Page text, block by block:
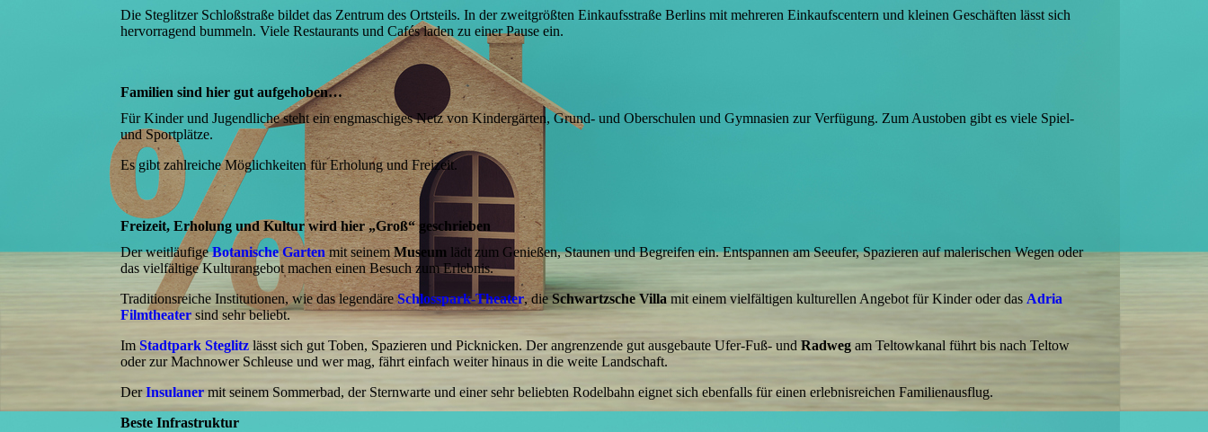
Die Steglitzer Schloßstraße bildet das Zentrum des Ortsteils. In der zweitgrößten Einkaufsstraße Berlins mit mehreren Einkaufscentern und kleinen Geschäften lässt sich
hervorragend bummeln. Viele Restaurants und Cafés laden zu einer Pause ein.
Familien sind hier gut aufgehoben…
Für Kinder und Jugendliche steht ein engmaschiges Netz von Kindergärten, Grund- und Oberschulen und Gymnasien zur Verfügung. Zum Austoben gibt es viele Spiel-
und Sportplätze.
Es gibt zahlreiche Möglichkeiten für Erholung und Freizeit.
Freizeit, Erholung und Kultur wird hier „Groß“ geschrieben
Der weitläufigeBotanische Garten mit seinemMuseum lädt zum Genießen, Staunen und Begreifen ein. Entspannen am Seeufer, Spazieren auf malerischen Wegen oder
das vielfältige Kulturangebot machen einen Besuch zum Erlebnis.
Traditionsreiche Institutionen, wie das legendäreSchlosspark-Theater, dieSchwartzsche Villa mit einem vielfältigen kulturellen Angebot für Kinder oder das Adria
Filmtheater sind sehr beliebt.
ImStadtpark Steglitz lässt sich gut Toben, Spazieren und Picknicken. Der angrenzende gut ausgebaute Ufer-Fuß- undRadweg am Teltowkanal führt bis nach Teltow
oder zur Machnower Schleuse und wer mag, fährt einfach weiter hinaus in die weite Landschaft.
DerInsulaner mit seinem Sommerbad, der Sternwarte und einer sehr beliebten Rodelbahn eignet sich ebenfalls für einen erlebnisreichen Familienausflug.
Beste Infrastruktur